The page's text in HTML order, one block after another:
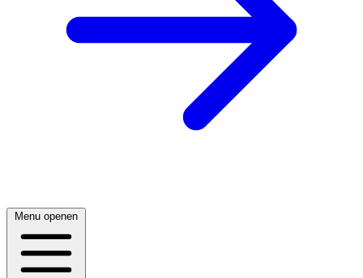
Menu openen